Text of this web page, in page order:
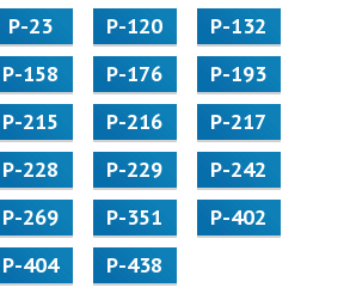
Р-23 Р-120
Р-132
Р-158 Р-176
Р-193
Р-215 Р-216
Р-217
Р-228 Р-229
Р-242
Р-269 Р-351
Р-402
Р-404
Р-438